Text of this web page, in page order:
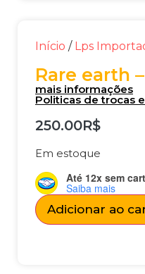
Início / Lps
Rare earth
mais informações
Politicas de trocas
250.00R$
Em estoque
Até 12x sem
Saiba mais
Adicionar ao